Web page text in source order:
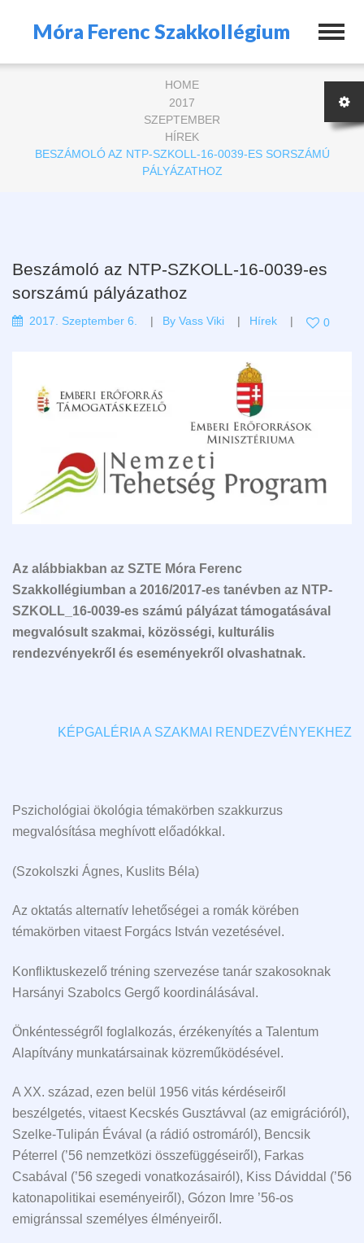
Móra Ferenc Szakkollégium
HOME
2017
SZEPTEMBER
HÍREK
BESZÁMOLÓ AZ NTP-SZKOLL-16-0039-ES SORSZÁMÚ
PÁLYÁZATHOZ
Beszámoló az NTP-SZKOLL-16-0039-es
sorszámú pályázathoz
2017. Szeptember 6. By Vass Viki Hírek 0
Az alábbiakban az SZTE Móra Ferenc
Szakkollégiumban a 2016/2017-es tanévben az NTP-
SZKOLL_16-0039-es számú pályázat támogatásával
megvalósult szakmai, közösségi, kulturális
rendezvényekről és eseményekről olvashatnak.
KÉPGALÉRIA A SZAKMAI RENDEZVÉNYEKHEZ
Pszichológiai ökológia témakörben szakkurzus
megvalósítása meghívott előadókkal.
(Szokolszki Ágnes, Kuslits Béla)
Az oktatás alternatív lehetőségei a romák körében
témakörben vitaest Forgács István vezetésével.
Konfliktuskezelő tréning szervezése tanár szakosoknak
Harsányi Szabolcs Gergő koordinálásával.
Önkéntességről foglalkozás, érzékenyítés a Talentum
Alapítvány munkatársainak közreműködésével.
A XX. század, ezen belül 1956 vitás kérdéseiről
beszélgetés, vitaest Kecskés Gusztávval (az emigrációról),
Szelke-Tulipán Évával (a rádió ostromáról), Bencsik
Péterrel (’56 nemzetközi összefüggéseiről), Farkas
Csabával (’56 szegedi vonatkozásairól), Kiss Dáviddal (’56
katonapolitikai eseményeiről), Gózon Imre ’56-os
emigránssal személyes élményeiről.